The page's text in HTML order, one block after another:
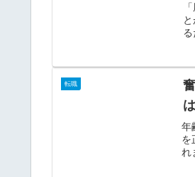
転職
年
を
れ